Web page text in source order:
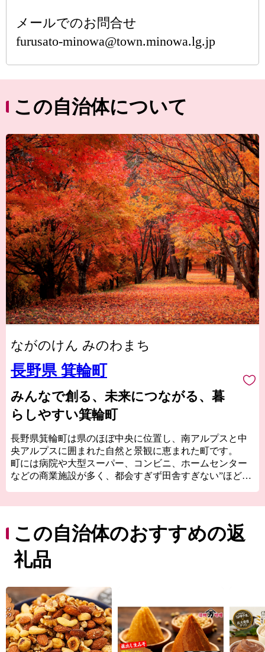
メールでのお問合せ
furusato-minowa@town.minowa.lg.jp
この自治体について
ながのけん みのわまち
長野県 箕輪町
みんなで創る、未来につながる、暮
らしやすい箕輪町
長野県箕輪町は県のほぼ中央に位置し、南アルプスと中
央アルプスに囲まれた自然と景観に恵まれた町です。
町には病院や大型スーパー、コンビニ、ホームセンター
などの商業施設が多く、都会すぎず田舎すぎない”ほどほ
そんな箕輪町の観光は”赤そば”と”紅葉”です。
赤そばと聞くと麺が赤いと思われますが、麺の色は普通
のそばと変わりません。
ですが、箕輪町の赤そばは赤く、秋になるとピンク色の
花が一面に咲き誇る「赤そばの里」が有名です。
そしてなんといっても秋の訪れを町に知らせる紅葉は見
ものです
町内にある箕輪ダム周辺にはなんと約10,000本ものもみじ
この自治体のおすすめの返
礼品